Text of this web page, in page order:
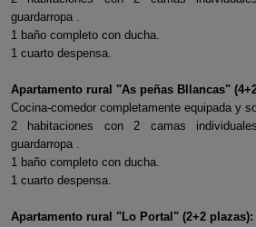
guardarropa .
1 baño completo con ducha.
1 cuarto despensa.
Apartamento rural "As peñas Bllancas"
Cocina-comedor completamente equipada y
2 habitaciones con 2 camas
guardarropa .
1 baño completo con ducha.
1 cuarto despensa.
Apartamento rural "Lo Portal" (2+2 plazas):